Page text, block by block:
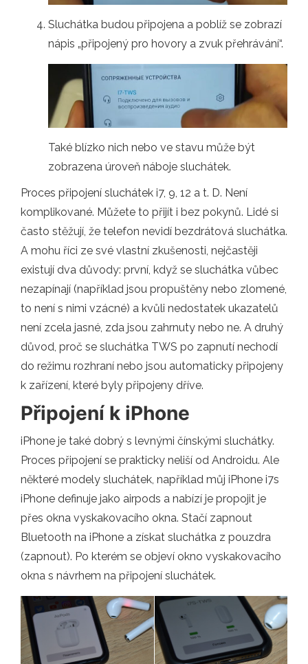
Sluchátka budou připojena a poblíž se zobrazí
nápis „připojený pro hovory a zvuk přehrávání“.
Také blízko nich nebo ve stavu může být
zobrazena úroveň náboje sluchátek.
Proces připojení sluchátek i7, 9, 12 a t. D. Není
komplikované. Můžete to přijít i bez pokynů. Lidé si
často stěžují, že telefon nevidí bezdrátová sluchátka.
A mohu říci ze své vlastní zkušenosti, nejčastěji
existují dva důvody: první, když se sluchátka vůbec
nezapínají (například jsou propuštěny nebo zlomené,
to není s nimi vzácné) a kvůli nedostatek ukazatelů
není zcela jasné, zda jsou zahrnuty nebo ne. A druhý
důvod, proč se sluchátka TWS po zapnutí nechodí
do režimu rozhraní nebo jsou automaticky připojeny
k zařízení, které byly připojeny dříve.
Připojení k iPhone
iPhone je také dobrý s levnými čínskými sluchátky.
Proces připojení se prakticky neliší od Androidu. Ale
některé modely sluchátek, například můj iPhone i7s
iPhone definuje jako airpods a nabízí je propojit je
přes okna vyskakovacího okna. Stačí zapnout
Bluetooth na iPhone a získat sluchátka z pouzdra
(zapnout). Po kterém se objeví okno vyskakovacího
okna s návrhem na připojení sluchátek.